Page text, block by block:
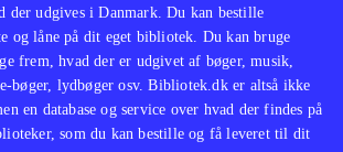
der udgives i Danmark. Du kan bestille
og låne på dit eget bibliotek. Du kan bruge
frem, hvad der er udgivet af bøger, musik,
bøger, lydbøger osv. Bibliotek.dk er altså ikke
en database og service over hvad der findes på
som du kan bestille og få leveret til dit